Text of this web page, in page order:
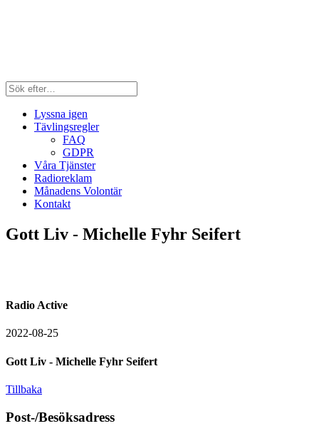
Lyssna igen
Tävlingsregler
FAQ
GDPR
Våra Tjänster
Radioreklam
Månadens Volontär
Kontakt
Gott Liv - Michelle Fyhr Seifert
Radio Active
2022-08-25
Gott Liv - Michelle Fyhr Seifert
Tillbaka
Post-/Besöksadress